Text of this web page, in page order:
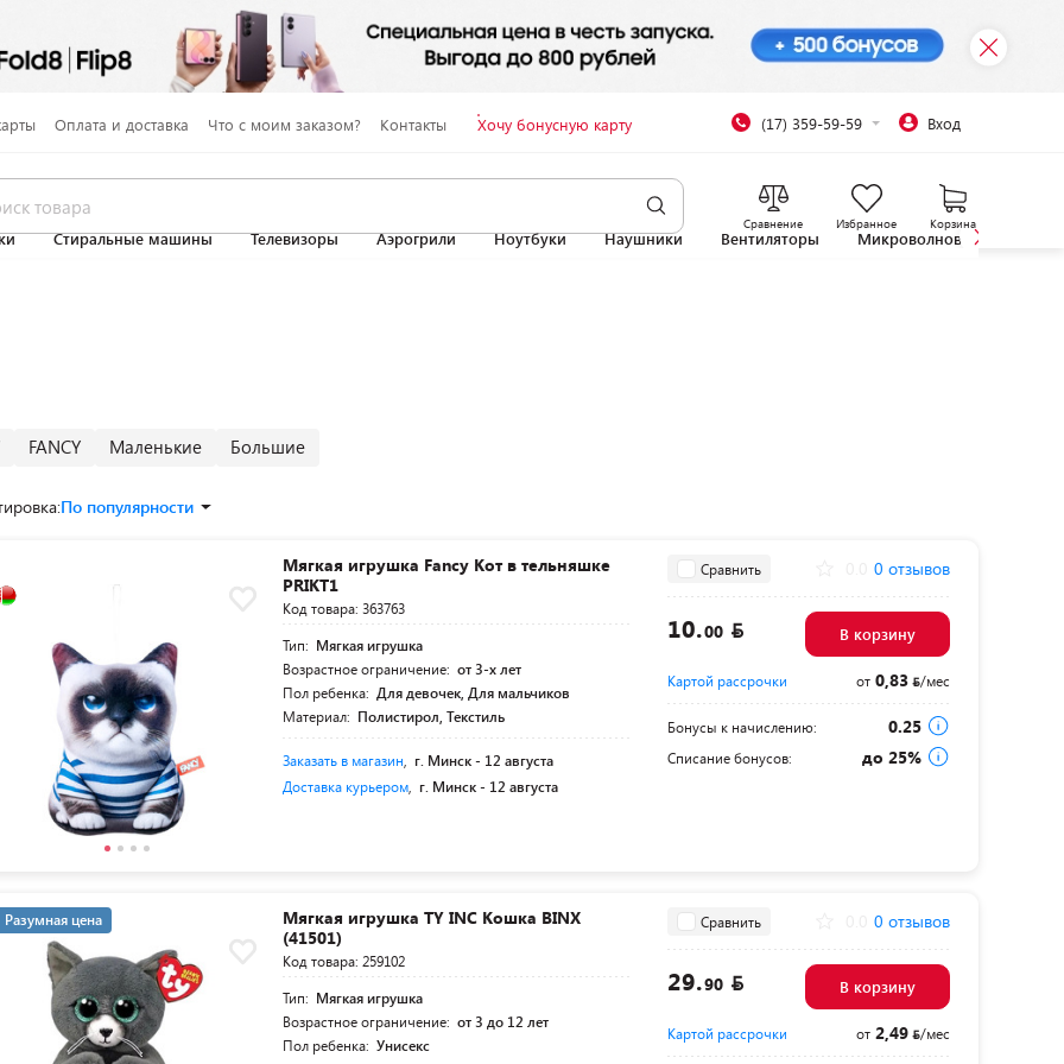
Оплата и доставка Что с моим заказом? Контакты Хочу бонусную карту (17) 359-59-59 Вход
Сравнение Избранное Корзина
Стиральные машины Телевизоры Аэрогрили Ноутбуки Наушники Вентиляторы Микроволновые печи
FANCY Маленькие Большие
По популярности
Мягкая игрушка Fancy Кот в тельняшке
PRIKT1
Код товара: 363763
Тип: Мягкая игрушка
Возрастное ограничение: от 3-х лет
Пол ребенка: Для девочек, Для мальчиков
Материал: Полистирол, Текстиль
Заказать в магазин г. Минск - 12 августа
Доставка курьером г. Минск - 12 августа
Сравнить 0 отзывов
10.00 В корзину
Картой рассрочки от0,83 /мес
Бонусы к начислению: 0.25
Списание бонусов: до 25%
Разумная цена
Мягкая игрушка TY INC Кошка BINX
(41501)
Код товара: 259102
Тип: Мягкая игрушка
Возрастное ограничение: от 3 до 12 лет
Пол ребенка: Унисекс
Сравнить 0 отзывов
29.90 В корзину
Картой рассрочки от2,49 /мес